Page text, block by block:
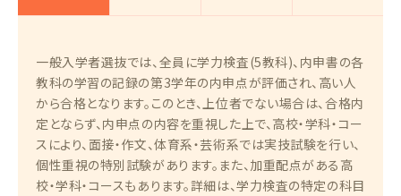
一般入学者選抜では、全員に学力検査(5教科)、内申書の各
教科の学習の記録の第3学年の内申点が評価され、高い人
から合格となります。このとき、上位者でない場合は、合格内
定とならず、内申点の内容を重視した上で、高校・学科・コー
スにより、面接・作文、体育系・芸術系では実技試験を行い、
個性重視の特別試験があります。また、加重配点がある高
校・学科・コースもあります。詳細は、学力検査の特定の科目